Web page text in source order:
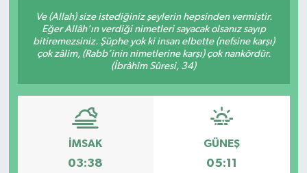
Ve (Allah) size istediğiniz şeylerin hepsinden vermiştir.
Eğer Allâh’ın verdiği nimetleri sayacak olsanız sayıp
bitiremezsiniz. Şüphe yok ki insan elbette (nefsine karşı)
çok zâlim, (Rabb’inin nimetlerine karşı) çok nankördür.
(İbrâhîm Sûresi, 34)
İMSAK
03:38
GÜNEŞ
05:11